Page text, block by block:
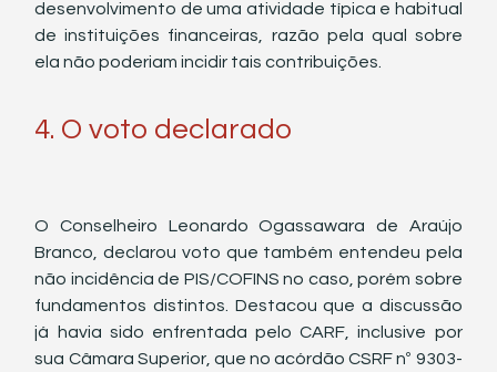
desenvolvimento de uma atividade típica e habitual
de instituições financeiras, razão pela qual sobre
ela não poderiam incidir tais contribuições.
4. O voto declarado
O Conselheiro Leonardo Ogassawara de Araújo
Branco, declarou voto que também entendeu pela
não incidência de PIS/COFINS no caso, porém sobre
fundamentos distintos. Destacou que a discussão
já havia sido enfrentada pelo CARF, inclusive por
sua Câmara Superior, que no acórdão CSRF nº 9303-